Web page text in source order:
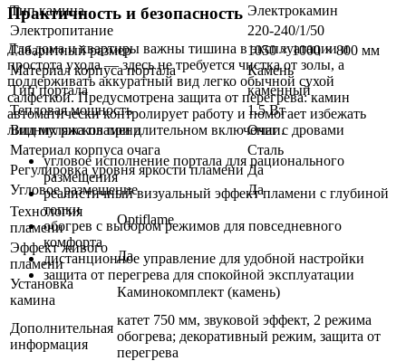
Практичность и безопасность
Для дома и квартиры важны тишина в эксплуатации и
простота ухода — здесь не требуется чистка от золы, а
поддерживать аккуратный вид легко обычной сухой
салфеткой. Предусмотрена защита от перегрева: камин
автоматически контролирует работу и помогает избежать
лишних рисков при длительном включении.
угловое исполнение портала для рационального
размещения
реалистичный визуальный эффект пламени с глубиной
топки
обогрев с выбором режимов для повседневного
комфорта
дистанционное управление для удобной настройки
защита от перегрева для спокойной эксплуатации
Тип камина
Электрокамин
Электропитание
220-240/1/50
Габаритный размер
1050 × 1000 × 800 мм
Материал корпуса портала
Камень
Тип портала
каменный
Тепловая мощность
1.5 Вт
Вид муляжа пламени
Очаг с дровами
Материал корпуса очага
Сталь
Регулировка уровня яркости пламени Да
Угловое размещение
Да
Технология
пламени
Optiflame
Эффект живого
пламени
Да
Установка
камина
Каминокомплект (камень)
Дополнительная
информация
катет 750 мм, звуковой эффект, 2 режима
обогрева; декоративный режим, защита от
перегрева